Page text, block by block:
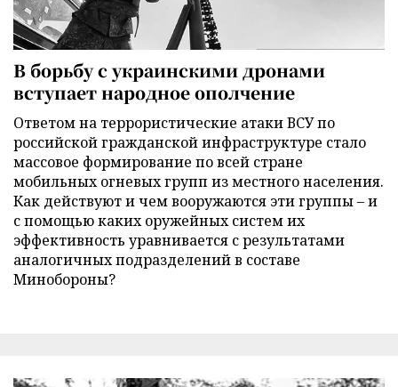
В борьбу с украинскими дронами
вступает народное ополчение
Ответом на террористические атаки ВСУ по
российской гражданской инфраструктуре стало
массовое формирование по всей стране
мобильных огневых групп из местного населения.
Как действуют и чем вооружаются эти группы – и
с помощью каких оружейных систем их
эффективность уравнивается с результатами
аналогичных подразделений в составе
Минобороны?